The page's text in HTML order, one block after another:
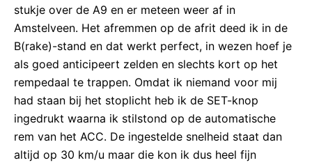
stukje over de A9 en er meteen weer af in
Amstelveen. Het afremmen op de afrit deed ik in de
B(rake)-stand en dat werkt perfect, in wezen hoef je
als goed anticipeert zelden en slechts kort op het
rempedaal te trappen. Omdat ik niemand voor mij
had staan bij het stoplicht heb ik de SET-knop
ingedrukt waarna ik stilstond op de automatische
rem van het ACC. De ingestelde snelheid staat dan
altijd op 30 km/u maar die kon ik dus heel fijn